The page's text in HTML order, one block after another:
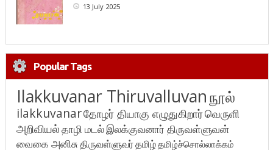
13 July 2025
Popular Tags
Ilakkuvanar Thiruvalluvanநூல்
ilakkuvanarதோழர் தியாகு எழுதுகிறார்வெருளி
அறிவியல்தாழி மடல்இலக்குவனார் திருவள்ளுவன்
வைகை அனிசுதிருவள்ளுவர்தமிழ்தமிழ்ச்சொல்லாக்கம்